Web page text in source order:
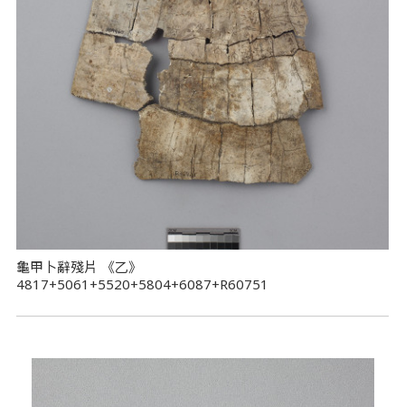
龜甲卜辭殘片 《乙》
4817+5061+5520+5804+6087+R60751